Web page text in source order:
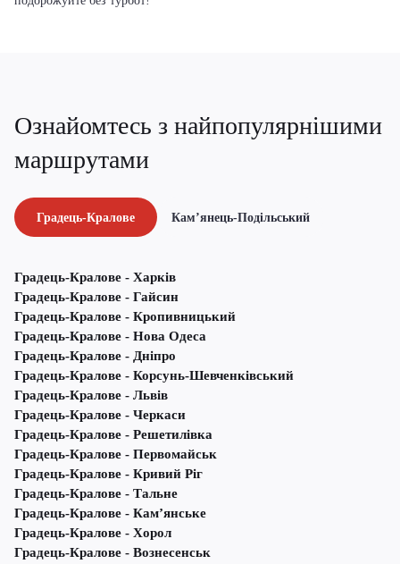
Ознайомтесь з найпопулярнішими
маршрутами
Градець-Кралове Кам’янець-Подільський
Градець-Кралове - Харків
Градець-Кралове - Гайсин
Градець-Кралове - Кропивницький
Градець-Кралове - Нова Одеса
Градець-Кралове - Дніпро
Градець-Кралове - Корсунь-Шевченківський
Градець-Кралове - Львів
Градець-Кралове - Черкаси
Градець-Кралове - Решетилівка
Градець-Кралове - Первомайськ
Градець-Кралове - Кривий Ріг
Градець-Кралове - Тальне
Градець-Кралове - Кам’янське
Градець-Кралове - Хорол
Градець-Кралове - Вознесенськ